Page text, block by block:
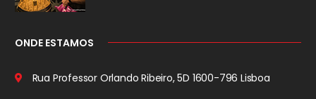
ONDE ESTAMOS
Rua Professor Orlando Ribeiro, 5D 1600-796 Lisboa